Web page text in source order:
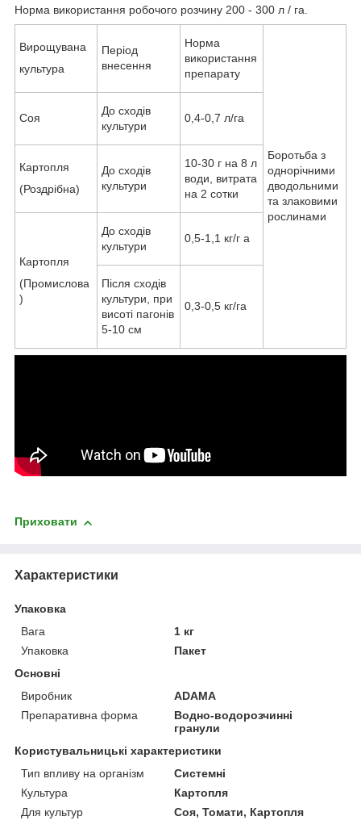
Норма використання робочого розчину 200 - 300 л / га.
Вирощувана
культура
Період
внесення
Норма
використання
препарату
Боротьба з
однорічними
дводольними
та злаковими
рослинами
Соя
До сходів
культури
0,4-0,7 л/га
Картопля
(Роздрібна)
До сходів
культури
10-30 г на 8 л
води, витрата
на 2 сотки
Картопля
(Промислова
)
До сходів
культури
0,5-1,1 кг/г а
Після сходів
культури, при
висоті пагонів
5-10 см
0,3-0,5 кг/га
Приховати
Характеристики
Упаковка
Вага
1 кг
Упаковка
Пакет
Основні
Виробник
ADAMA
Препаративна форма
Водно-водорозчинні
гранули
Користувальницькі характеристики
Тип впливу на організм
Системні
Культура
Картопля
Для культур
Соя, Томати, Картопля